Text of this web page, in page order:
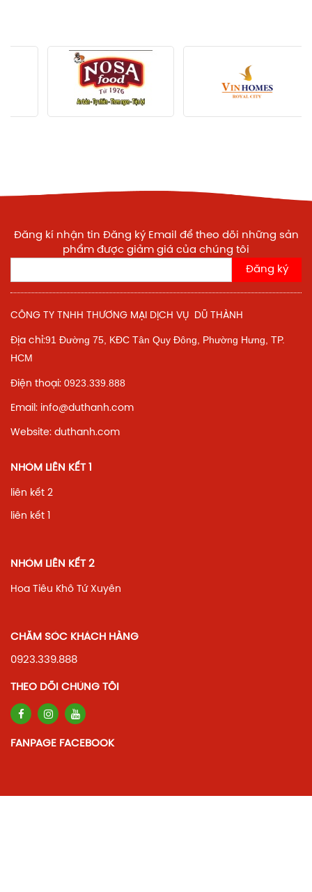
Đăng kí nhận tin Đăng ký Email để theo dõi những sản
phẩm được giảm giá của chúng tôi
Đăng ký
CÔNG TY TNHH THƯƠNG MẠI DỊCH VỤ DŨ THÀNH
Địa chỉ:91 Đường 75, KĐC Tân Quy Đông, Phường Hưng, TP.
HCM
Điện thoại: 0923.339.888
Email: info@duthanh.com
Website: duthanh.com
NHÓM LIÊN KẾT 1
liên kết 2
liên kết 1
NHÓM LIÊN KẾT 2
Hoa Tiêu Khô Tứ Xuyên
CHĂM SÓC KHÁCH HÀNG
0923.339.888
THEO DÕI CHÚNG TÔI
FANPAGE FACEBOOK